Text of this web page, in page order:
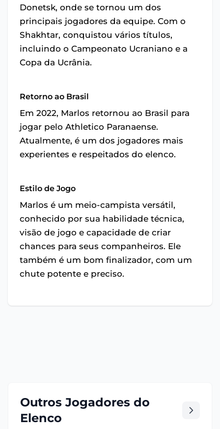
Donetsk, onde se tornou um dos
principais jogadores da equipe. Com o
Shakhtar, conquistou vários títulos,
incluindo o Campeonato Ucraniano e a
Copa da Ucrânia.
Retorno ao Brasil
Em 2022, Marlos retornou ao Brasil para
jogar pelo Athletico Paranaense.
Atualmente, é um dos jogadores mais
experientes e respeitados do elenco.
Estilo de Jogo
Marlos é um meio-campista versátil,
conhecido por sua habilidade técnica,
visão de jogo e capacidade de criar
chances para seus companheiros. Ele
também é um bom finalizador, com um
chute potente e preciso.
Outros Jogadores do
Elenco